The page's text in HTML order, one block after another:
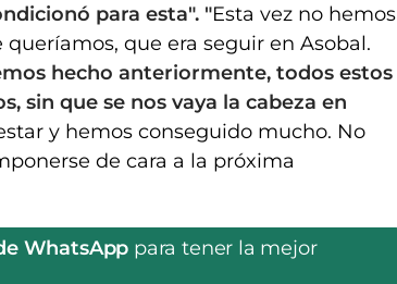
para esta". "Esta vez no hemos
que era seguir en Asobal.
hecho anteriormente, todos estos
sin que se nos vaya la cabeza en
y hemos conseguido mucho. No
de cara a la próxima
WhatsApp para tener la mejor